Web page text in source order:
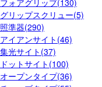
フォアグリップ(130)
グリップスクリュー(5)
照準器(290)
アイアンサイト(46)
集光サイト(37)
ドットサイト(100)
オープンタイプ(36)